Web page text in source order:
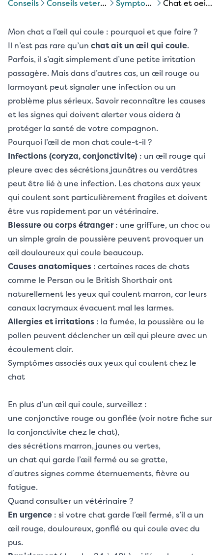
Conseils conseils veterinaires chats symptomes chat chat et oeil qui coule
Mon chat a l’œil qui coule : pourquoi et que faire ?
Il n’est pas rare qu’un chat ait un œil qui coule.
Parfois, il s’agit simplement d’une petite irritation
passagère. Mais dans d’autres cas, un œil rouge ou
larmoyant peut signaler une infection ou un
problème plus sérieux. Savoir reconnaître les causes
et les signes qui doivent alerter vous aidera à
protéger la santé de votre compagnon.
Pourquoi l’œil de mon chat coule-t-il ?
Infections (coryza, conjonctivite) : un œil rouge qui
pleure avec des sécrétions jaunâtres ou verdâtres
peut être lié à une infection. Les chatons aux yeux
qui coulent sont particulièrement fragiles et doivent
être vus rapidement par un vétérinaire.
Blessure ou corps étranger: une griffure, un choc ou
un simple grain de poussière peuvent provoquer un
œil douloureux qui coule beaucoup.
Causes anatomiques : certaines races de chats
comme le Persan ou le British Shorthair ont
naturellement les yeux qui coulent marron, car leurs
canaux lacrymaux évacuent mal les larmes.
Allergies et irritations : la fumée, la poussière ou le
pollen peuvent déclencher un œil qui pleure avec un
écoulement clair.
Symptômes associés aux yeux qui coulent chez le
chat
En plus d’un œil qui coule, surveillez :
une conjonctive rouge ou gonflée (voir notre fiche sur
la conjonctivite chez le chat),
des sécrétions marron, jaunes ou vertes,
un chat qui garde l’œil fermé ou se gratte,
d’autres signes comme éternuements, fièvre ou
fatigue.
Quand consulter un vétérinaire ?
En urgence : si votre chat garde l’œil fermé, s’il a un
œil rouge, douloureux, gonflé ou qui coule avec du
pus.